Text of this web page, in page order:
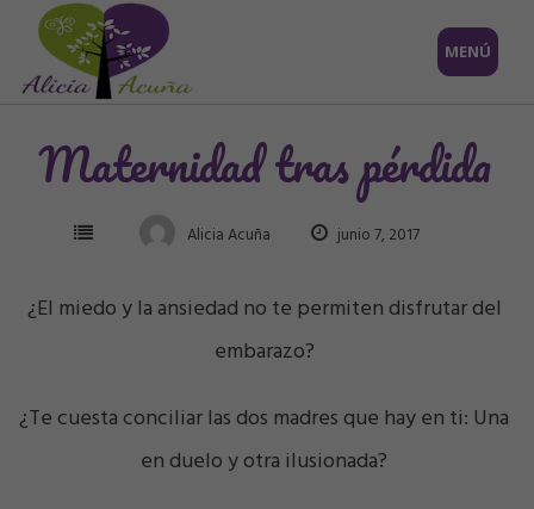
Saltar
contenido
MENÚ
Maternidad tras pérdida
Alicia Acuña junio 7, 2017
¿El miedo y la ansiedad no te permiten disfrutar del
embarazo?
¿Te cuesta conciliar las dos madres que hay en ti: Una
en duelo y otra ilusionada?